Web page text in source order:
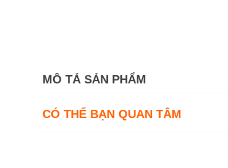
MÔ TẢ SẢN PHẨM
CÓ THỂ BẠN QUAN TÂM